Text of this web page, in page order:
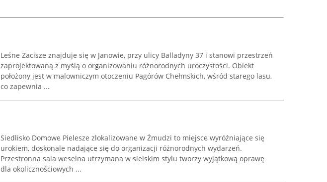
Leśne Zacisze znajduje się w Janowie, przy ulicy Balladyny 37 i stanowi przestrzeń
zaprojektowaną z myślą o organizowaniu różnorodnych uroczystości. Obiekt
położony jest w malowniczym otoczeniu Pagórów Chełmskich, wśród starego lasu,
co zapewnia ...
Siedlisko Domowe Pielesze zlokalizowane w Żmudzi to miejsce wyróżniające się
urokiem, doskonale nadające się do organizacji różnorodnych wydarzeń.
Przestronna sala weselna utrzymana w sielskim stylu tworzy wyjątkową oprawę
dla okolicznościowych ...